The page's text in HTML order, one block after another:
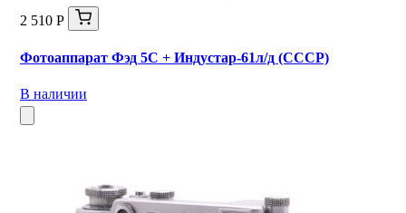
2 510 Р
Фотоаппарат Фэд 5С + Индустар-61л/д (СССР)
В наличии